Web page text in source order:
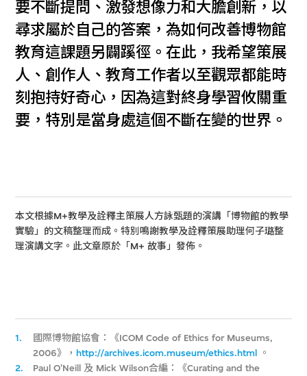
要不斷提問、激發想像力和大膽創新，以
尋求屬於自己的答案，為如何改善博物館
教育這課題另闢蹊徑。在此，我希望策展
人、創作人、教育工作者以至觀眾都能時
刻抱持好奇心，因為這對終身學習攸關重
要，特別是當身處這個不斷在變的世界。
本文根據M+教學及詮釋主策展人方詠甄題的演講「博物館的教學
實驗」的文稿整理而成。特別鳴謝教學及詮釋策展助理何子璐整
理演講文字。此文章原於「M+ 故事」發佈。
1.
國際博物館協會：《ICOM Code of Ethics for Museums,
2006》， http://archives.icom.museum/ethics.html。
2.
Paul O'Neill 及 Mick Wilson合編：《Curating and the